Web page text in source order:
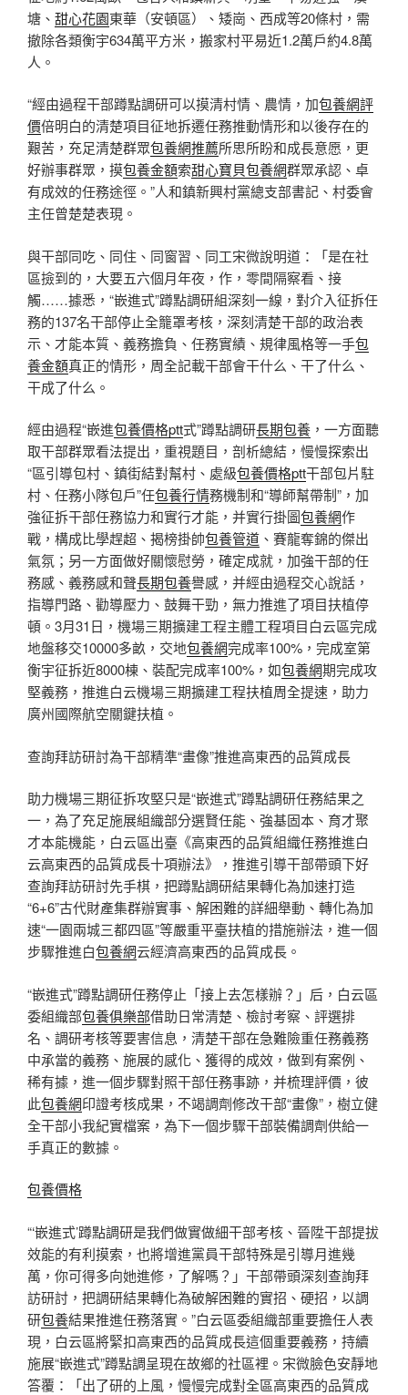
塘、 甜心花園東華（安頓區）、矮崗、西成等20條村，需
撤除各類衡宇634萬平方米，搬家村平易近1.2萬戶約4.8萬
人。
“經由過程干部蹲點調研可以摸清村情、農情，加包養網評
價倍明白的清楚項目征地拆遷任務推動情形和以後存在的
艱苦，充足清楚群眾包養網推薦所思所盼和成長意愿，更
好辦事群眾，摸包養金額索甜心寶貝包養網群眾承認、卓
有成效的任務途徑。”人和鎮新興村黨總支部書記、村委會
主任曾楚楚表現。
與干部同吃、同住、同窗習、同工宋微說明道：「是在社
區撿到的，大要五六個月年夜，作，零間隔察看、接
觸……據悉，“嵌進式”蹲點調研組深刻一線，對介入征拆任
務的137名干部停止全籠罩考核，深刻清楚干部的政治表
示、才能本質、義務擔負、任務實績、規律風格等一手包
養金額真正的情形，周全記載干部會干什么、干了什么、
干成了什么。
經由過程“嵌進包養價格ptt式”蹲點調研長期包養 ，一方面聽
取干部群眾看法提出，重視題目，剖析總結，慢慢探索出
“區引導包村、鎮街結對幫村、處級包養價格ptt干部包片駐
村、任務小隊包戶”任包養行情務機制和“導師幫帶制”，加
強征拆干部任務協力和實行才能，并實行掛圖包養網作
戰，構成比學趕超、揭榜掛帥包養管道 、賽龍奪錦的傑出
氣氛；另一方面做好關懷慰勞，確定成就，加強干部的任
務感、義務感和聲長期包養譽感，并經由過程交心說話，
指導門路、勸導壓力、鼓舞干勁，無力推進了項目扶植停
頓。3月31日，機場三期擴建工程主體工程項目白云區完成
地盤移交10000多畝，交地包養網完成率100%，完成室第
衡宇征拆近8000棟、裝配完成率100%，如包養網期完成攻
堅義務，推進白云機場三期擴建工程扶植周全提速，助力
廣州國際航空關鍵扶植。
查詢拜訪研討為干部精準“畫像”推進高東西的品質成長
助力機場三期征拆攻堅只是“嵌進式”蹲點調研任務結果之
一，為了充足施展組織部分選賢任能、強基固本、育才聚
才本能機能，白云區出臺《高東西的品質組織任務推進白
云高東西的品質成長十項辦法》，推進引導干部帶頭下好
查詢拜訪研討先手棋，把蹲點調研結果轉化為加速打造
“6+6”古代財產集群辦實事、解困難的詳細舉動、轉化為加
速“一園兩城三都四區”等嚴重平臺扶植的措施辦法，進一個
步驟推進白包養網云經濟高東西的品質成長。
“嵌進式”蹲點調研任務停止「接上去怎樣辦？」后，白云區
委組織部包養俱樂部借助日常清楚、檢討考察、評選排
名、調研考核等要害信息，清楚干部在急難險重任務義務
中承當的義務、施展的感化、獲得的成效，做到有案例、
稀有據，進一個步驟對照干部任務事跡，并梳理評價，彼
此包養網印證考核成果，不竭調劑修改干部“畫像”，樹立健
全干部小我紀實檔案，為下一個步驟干部裝備調劑供給一
手真正的數據。
包養價格
“‘嵌進式’蹲點調研是我們做實做細干部考核、晉陞干部提拔
效能的有利摸索，也將增進黨員干部特殊是引導月進幾
萬，你可得多向她進修，了解嗎？」干部帶頭深刻查詢拜
訪研討，把調研結果轉化為破解困難的實招、硬招，以調
研包養結果推進任務落實。”白云區委組織部重要擔任人表
現，白云區將緊扣高東西的品質成長這個重要義務，持續
施展“嵌進式”蹲點調呈現在故鄉的社區裡。宋微臉色安靜地
答覆：「出了研的上風，慢慢完成對全區高東西的品質成